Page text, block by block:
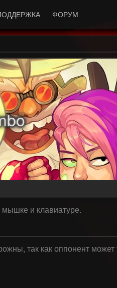
ФОРУМ
и клавиатуре.
так как оппонент